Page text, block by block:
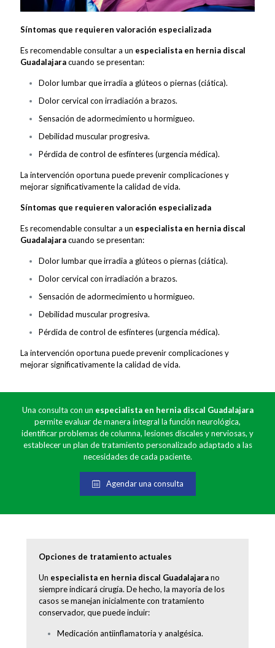
Síntomas que requieren valoración especializada
Es recomendable consultar a un especialista en hernia discal
Guadalajaracuando se presentan:
Dolor lumbar que irradia a glúteos o piernas (ciática).
Dolor cervical con irradiación a brazos.
Sensación de adormecimiento u hormigueo.
Debilidad muscular progresiva.
Pérdida de control de esfínteres (urgencia médica).
La intervención oportuna puede prevenir complicaciones y
mejorar significativamente la calidad de vida.
Síntomas que requieren valoración especializada
Es recomendable consultar a un especialista en hernia discal
Guadalajaracuando se presentan:
Dolor lumbar que irradia a glúteos o piernas (ciática).
Dolor cervical con irradiación a brazos.
Sensación de adormecimiento u hormigueo.
Debilidad muscular progresiva.
Pérdida de control de esfínteres (urgencia médica).
La intervención oportuna puede prevenir complicaciones y
mejorar significativamente la calidad de vida.
Una consulta con un especialista en hernia discal Guadalajara
permite evaluar de manera integral la función neurológica,
identificar problemas de columna, lesiones discales y nerviosas, y
establecer un plan de tratamiento personalizado adaptado a las
necesidades de cada paciente.
Agendar una consulta
Opciones de tratamiento actuales
Un especialista en hernia discal Guadalajarano
siempre indicará cirugía. De hecho, la mayoría de los
casos se manejan inicialmente con tratamiento
conservador, que puede incluir:
Medicación antiinflamatoria y analgésica.